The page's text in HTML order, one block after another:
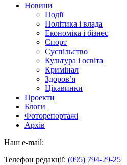
Новини
Події
Політика і влада
Економіка і бізнес
Спорт
Суспільство
Культура і освіта
Кримінал
Здоров’я
Цікавинки
Проекти
Блоги
Фоторепортажі
Архів
Наш e-mail:
Телефон редакції: (095) 794-29-25